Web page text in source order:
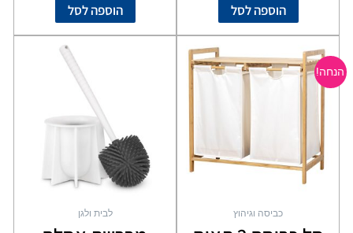
הוספה לסל הוספה לסל
הנחה!
כביסה וגיהוץ
המחיר
המקורי
היה:
הנוכחי
הוא:
לבית ולגן